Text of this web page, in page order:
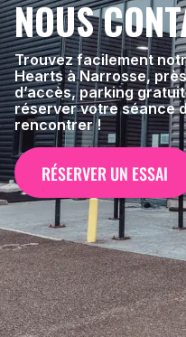
NOUS
Trouvez facilement
Hearts à Narrosse,
d’accès, parking
réserver votre séance
rencontrer !
RÉSERVER UN ESSAI